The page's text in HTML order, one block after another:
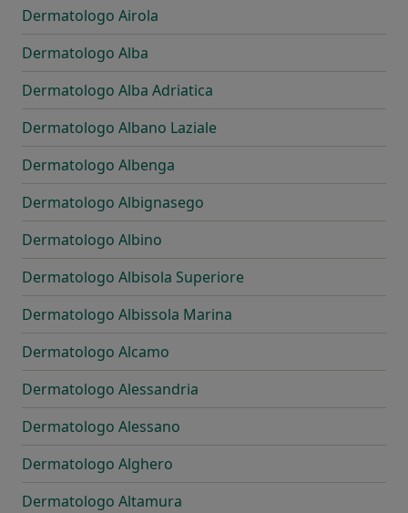
Dermatologo Airola
Dermatologo Alba
Dermatologo Alba Adriatica
Dermatologo Albano Laziale
Dermatologo Albenga
Dermatologo Albignasego
Dermatologo Albino
Dermatologo Albisola Superiore
Dermatologo Albissola Marina
Dermatologo Alcamo
Dermatologo Alessandria
Dermatologo Alessano
Dermatologo Alghero
Dermatologo Altamura